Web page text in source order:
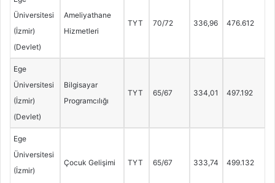
Üniversitesi
(İzmir)
(Devlet)
Ameliyathane
Hizmetleri
TYT 70/72 336,96 476.612
Ege
Üniversitesi
(İzmir)
(Devlet)
Bilgisayar
Programcılığı
TYT 65/67 334,01 497.192
Ege
Üniversitesi
(İzmir)
Çocuk Gelişimi TYT 65/67 333,74 499.132